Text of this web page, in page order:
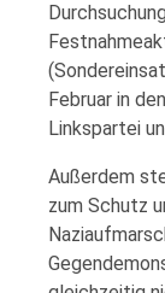
Februar in
Linkspartei
Außerdem
zum Schutz